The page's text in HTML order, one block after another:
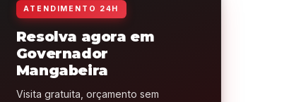
ATENDIMENTO 24H
Resolva agora em
Governador
Mangabeira
Visita gratuita, orçamento sem